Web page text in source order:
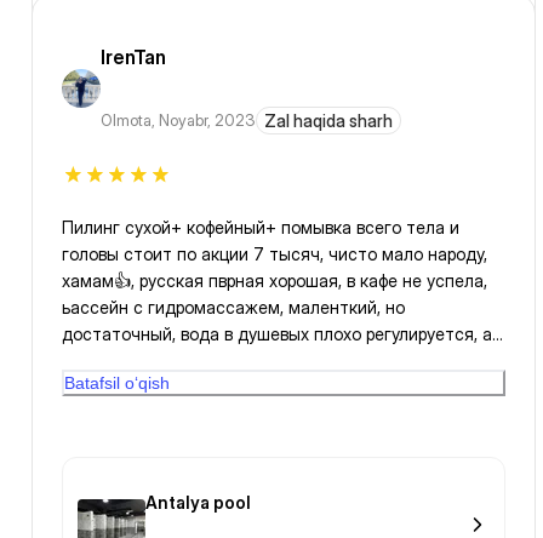
IrenTan
Olmota, Noyabr, 2023 Zal haqida sharh
Пилинг сухой+ кофейный+ помывка всего тела и
головы стоит по акции 7 тысяч, чисто мало народу,
хамам👍, русская пврная хорошая, в кафе не успела,
ьассейн с гидромассажем, маленткий, но
достаточный, вода в душевых плохо регулируется, а
Batafsil o‘qish
Antalya pool